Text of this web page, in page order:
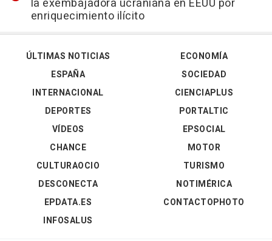
la exembajadora ucraniana en EEUU por
enriquecimiento ilícito
ÚLTIMAS NOTICIAS
ESPAÑA
INTERNACIONAL
DEPORTES
VÍDEOS
ECONOMÍA
SOCIEDAD
CIENCIAPLUS
PORTALTIC
EPSOCIAL
CHANCE
CULTURAOCIO
DESCONECTA
EPDATA.ES
INFOSALUS
MOTOR
TURISMO
NOTIMÉRICA
CONTACTOPHOTO